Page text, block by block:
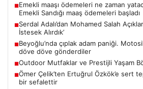
■Emekli maaşı ödemeleri ne zaman
Emekli Sandığı maaş ödemeleri başladı
■Serdal Adalı’dan Mohamed Salah
İstesek Alırdık’
■Beyoğlu’nda çıplak adam paniği.
döve döve gönderdiler
■Outdoor Mutfaklar ve Prestijli Yaşam
■Ömer Çelik’ten Ertuğrul Özkök’e sert
bir sefalettir